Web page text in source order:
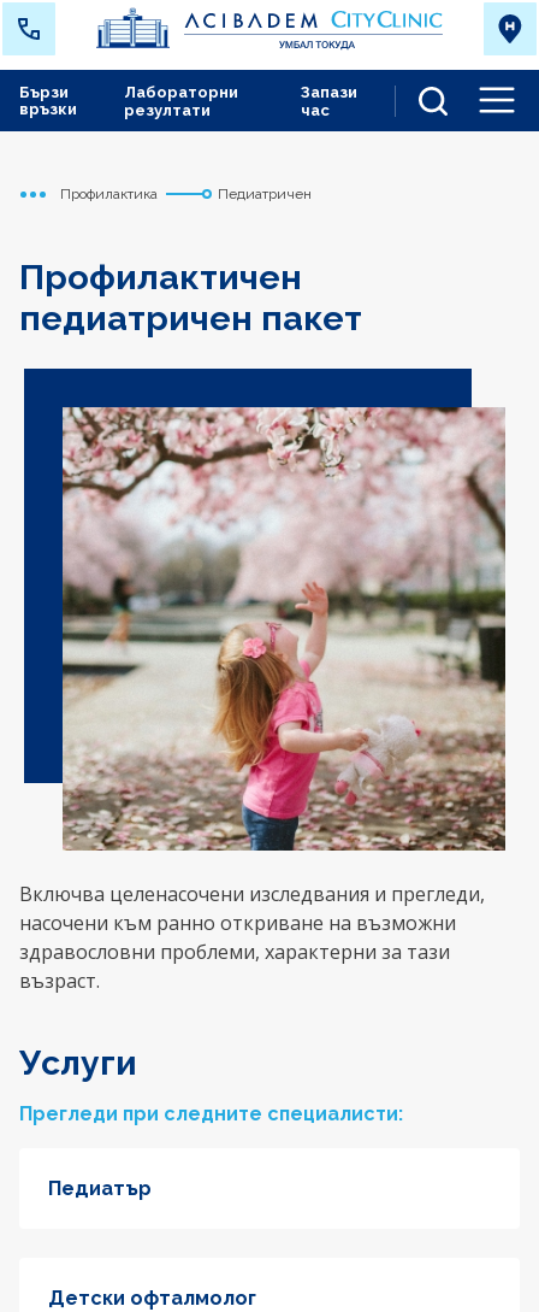
Лабораторни
резултати
Запази
час
Бързи
връзки
Начало
Токуда
Медицински дейности
Профилактика Педиатричен
Профилактичен
педиатричен пакет
Включва целенасочени изследвания и прегледи,
насочени към ранно откриване на възможни
здравословни проблеми, характерни за тази
възраст.
Услуги
Прегледи при следните специалисти:
Педиатър
Детски офталмолог